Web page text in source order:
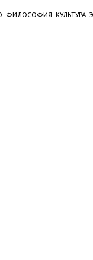
ФИЛОСОФИЯ. КУЛЬТУРА.